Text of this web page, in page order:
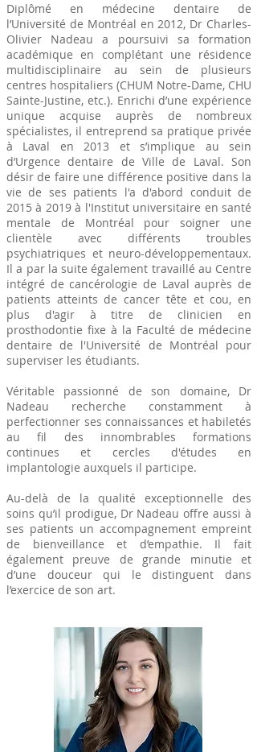
Diplômé en médecine dentaire de
l’Université de Montréal en 2012, Dr Charles-
Olivier Nadeau a poursuivi sa formation
académique en complétant une résidence
multidisciplinaire au sein de plusieurs
centres hospitaliers (CHUM Notre-Dame, CHU
Sainte-Justine, etc.). Enrichi d’une expérience
unique acquise auprès de nombreux
spécialistes, il entreprend sa pratique privée
à Laval en 2013 et s’implique au sein
d’Urgence dentaire de Ville de Laval. Son
désir de faire une différence positive dans la
vie de ses patients l'a d'abord conduit de
2015 à 2019 à l'Institut universitaire en santé
mentale de Montréal pour soigner une
clientèle avec différents troubles
psychiatriques et neuro-développementaux.
Il a par la suite également travaillé au Centre
intégré de cancérologie de Laval auprès de
patients atteints de cancer tête et cou, en
plus d'agir à titre de clinicien en
prosthodontie fixe à la Faculté de médecine
dentaire de l'Université de Montréal pour
superviser les étudiants.
Véritable passionné de son domaine, Dr
Nadeau recherche constamment à
perfectionner ses connaissances et habiletés
au fil des innombrables formations
continues et cercles d'études en
implantologie auxquels il participe.
Au-delà de la qualité exceptionnelle des
soins qu’il prodigue, Dr Nadeau offre aussi à
ses patients un accompagnement empreint
de bienveillance et d’empathie. Il fait
également preuve de grande minutie et
d’une douceur qui le distinguent dans
l’exercice de son art.